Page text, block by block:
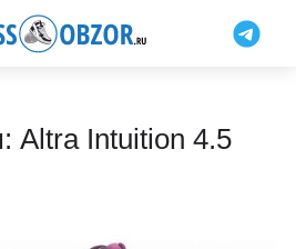
Altra Intuition 4.5